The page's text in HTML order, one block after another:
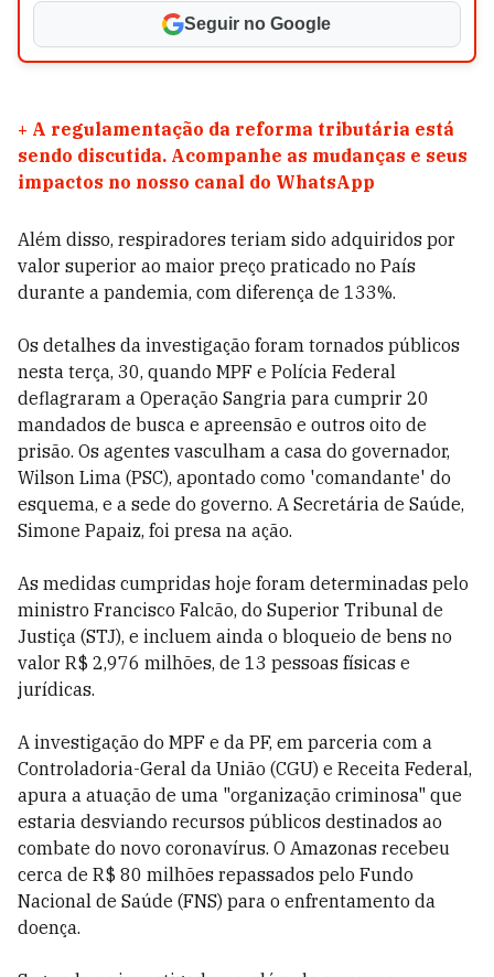
Seguir no Google
+ A regulamentação da reforma tributária está
sendo discutida. Acompanhe as mudanças e seus
impactos no nosso canal do WhatsApp
Além disso, respiradores teriam sido adquiridos por
valor superior ao maior preço praticado no País
durante a pandemia, com diferença de 133%.
Os detalhes da investigação foram tornados públicos
nesta terça, 30, quando MPF e Polícia Federal
deflagraram a Operação Sangria para cumprir 20
mandados de busca e apreensão e outros oito de
prisão. Os agentes vasculham a casa do governador,
Wilson Lima (PSC), apontado como 'comandante' do
esquema, e a sede do governo. A Secretária de Saúde,
Simone Papaiz, foi presa na ação.
As medidas cumpridas hoje foram determinadas pelo
ministro Francisco Falcão, do Superior Tribunal de
Justiça (STJ), e incluem ainda o bloqueio de bens no
valor R$ 2,976 milhões, de 13 pessoas físicas e
jurídicas.
A investigação do MPF e da PF, em parceria com a
Controladoria-Geral da União (CGU) e Receita Federal,
apura a atuação de uma "organização criminosa" que
estaria desviando recursos públicos destinados ao
combate do novo coronavírus. O Amazonas recebeu
cerca de R$ 80 milhões repassados pelo Fundo
Nacional de Saúde (FNS) para o enfrentamento da
doença.